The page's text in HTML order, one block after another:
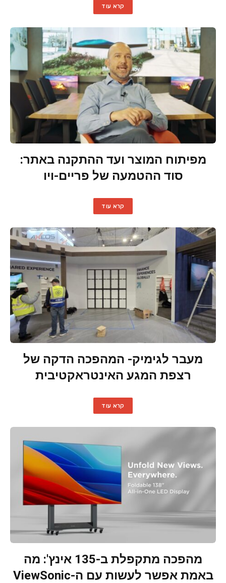
קרא עוד
מפיתוח המוצר ועד ההתקנה באתר:
סוד ההטמעה של פריים-ויו
קרא עוד
מעבר לגימיק- המהפכה הדקה של
רצפת המגע האינטראקטיבית
קרא עוד
מהפכה מתקפלת ב-135 אינץ': מה
באמת אפשר לעשות עם ה-ViewSonic